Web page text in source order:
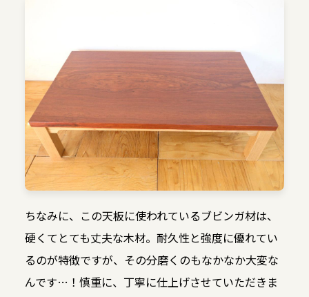
ちなみに、この天板に使われているブビンガ材は、
硬くてとても丈夫な木材。耐久性と強度に優れてい
るのが特徴ですが、その分磨くのもなかなか大変な
んです…！慎重に、丁寧に仕上げさせていただきま